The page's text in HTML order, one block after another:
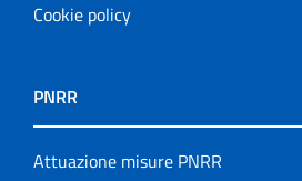
Cookie policy
PNRR
Attuazione misure PNRR